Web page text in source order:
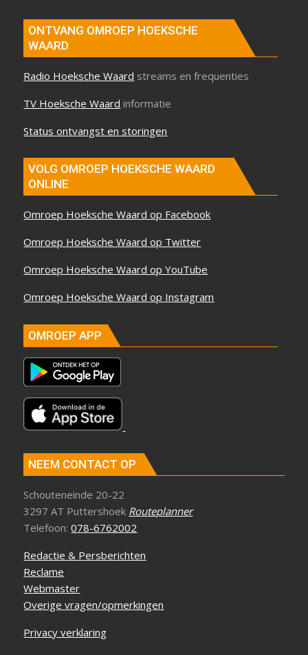
ONTVANG OMROEP HOEKSCHE
WAARD
Radio Hoeksche Waard streams en frequenties
TV Hoeksche Waard informatie
Status ontvangst en storingen
VOLG OMROEP HOEKSCHE WAARD
ONLINE
Omroep Hoeksche Waard op Facebook
Omroep Hoeksche Waard op Twitter
Omroep Hoeksche Waard op YouTube
Omroep Hoeksche Waard op Instagram
OMROEP APP
NEEM CONTACT OP
Schouteneinde 20-22
3297 AT Puttershoek Routeplanner
Telefoon:078-6762002
Redactie & Persberichten
Reclame
Webmaster
Overige vragen/opmerkingen
Privacy verklaring